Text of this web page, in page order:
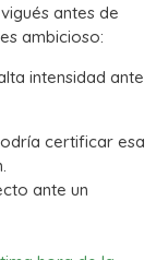
antes de
ambicioso:
intensidad ante
certificar esa
ante un